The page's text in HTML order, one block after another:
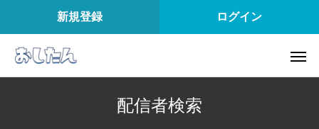
新規登録 ログイン
配信者検索